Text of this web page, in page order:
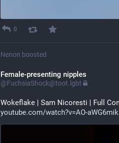
0
Nenon boosted
Female-presenting nipples
@FuchsiaShock@toot.lgbt
Wokeflake | Sam Nicoresti | Full
youtube.com/watch?v=AO-aWG6mik